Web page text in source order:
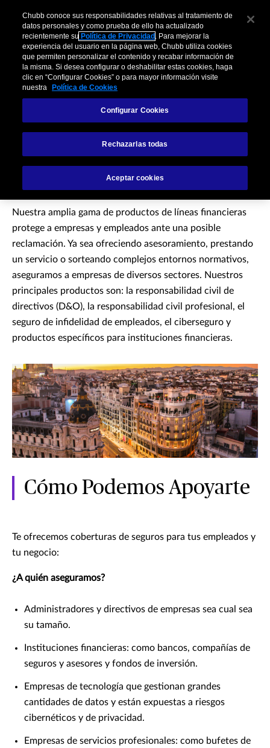
Pólizas de Líneas
Financieras
Nuestra amplia gama de productos de líneas financieras
protege a empresas y empleados ante una posible
reclamación. Ya sea ofreciendo asesoramiento, prestando
un servicio o sorteando complejos entornos normativos,
aseguramos a empresas de diversos sectores. Nuestros
principales productos son: la responsabilidad civil de
directivos (D&O), la responsabilidad civil profesional, el
seguro de infidelidad de empleados, el ciberseguro y
productos específicos para instituciones financieras.
Cómo Podemos Apoyarte
Te ofrecemos coberturas de seguros para tus empleados y
tu negocio:
¿A quién aseguramos?
Administradores y directivos de empresas sea cual sea
su tamaño.
Instituciones financieras: como bancos, compañías de
seguros y asesores y fondos de inversión.
Empresas de tecnología que gestionan grandes
cantidades de datos y están expuestas a riesgos
cibernéticos y de privacidad.
Empresas de servicios profesionales: como bufetes de
Chubb conoce sus responsabilidades relativas al tratamiento de
datos personales y como prueba de ello ha actualizado
recientemente su Política de Privacidad . Para mejorar la
experiencia del usuario en la página web, Chubb utiliza cookies
que permiten personalizar el contenido y recabar información de
la misma. Si desea configurar o deshabilitar estas cookies, haga
clic en “Configurar Cookies” o para mayor información visite
nuestra
Política de Cookies
Configurar Cookies
Rechazarlas todas
Aceptar cookies